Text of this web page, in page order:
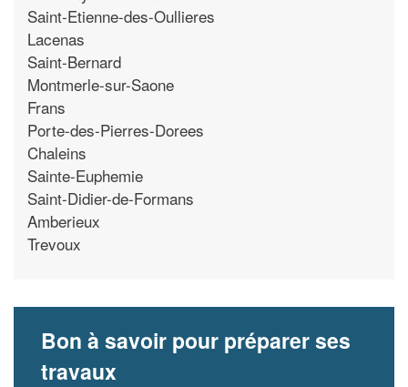
Saint-Etienne-des-Oullieres
Lacenas
Saint-Bernard
Montmerle-sur-Saone
Frans
Porte-des-Pierres-Dorees
Chaleins
Sainte-Euphemie
Saint-Didier-de-Formans
Amberieux
Trevoux
Bon à savoir pour préparer ses
travaux